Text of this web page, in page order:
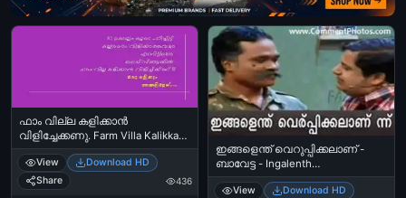
ഫാം വില്ല കളിക്കാന്‍
വിളിച്ചേക്കണു. Farm Villa Kalikkan
Vilichekkanu. Nammalilley.
View
Download HD
Share
436
ഇങ്ങളെന്ത്‌ വെറുപ്പിക്കലാണ് -
ബാവേട്ട - Ingalenth
Veruppikkalaanu Baavetta
View
Download HD